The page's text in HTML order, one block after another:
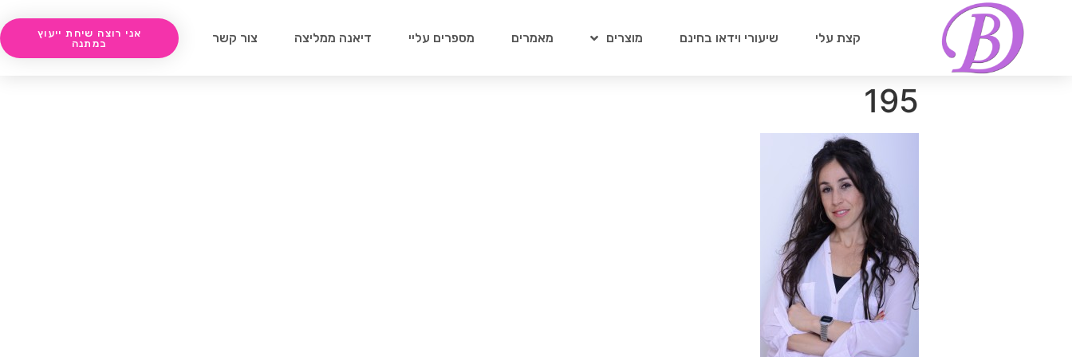
קצת עלי שיעורי וידאו בחינם מוצרים מאמרים מספרים עליי דיאנה ממליצה צור קשר
אני רוצה שיחת ייעוץ
במתנה
195